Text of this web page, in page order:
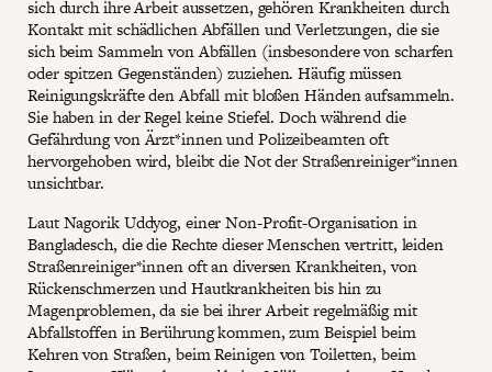
sich durch ihre Arbeit aussetzen, gehören Krankheiten durch
Kontakt mit schädlichen Abfällen und Verletzungen, die sie
sich beim Sammeln von Abfällen (insbesondere von scharfen
oder spitzen Gegenständen) zuziehen. Häufig müssen
Reinigungskräfte den Abfall mit bloßen Händen aufsammeln.
Sie haben in der Regel keine Stiefel. Doch während die
Gefährdung von Ärzt*innen und Polizeibeamten oft
hervorgehoben wird, bleibt die Not der Straßenreiniger*innen
unsichtbar.
Laut Nagorik Uddyog, einer Non-Profit-Organisation in
Bangladesch, die die Rechte dieser Menschen vertritt, leiden
Straßenreiniger*innen oft an diversen Krankheiten, von
Rückenschmerzen und Hautkrankheiten bis hin zu
Magenproblemen, da sie bei ihrer Arbeit regelmäßig mit
Abfallstoffen in Berührung kommen, zum Beispiel beim
Kehren von Straßen, beim Reinigen von Toiletten, beim